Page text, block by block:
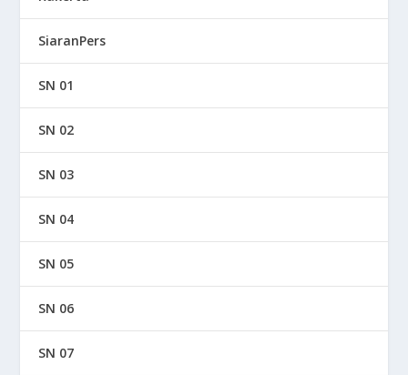
SiaranPers
SN 01
SN 02
SN 03
SN 04
SN 05
SN 06
SN 07